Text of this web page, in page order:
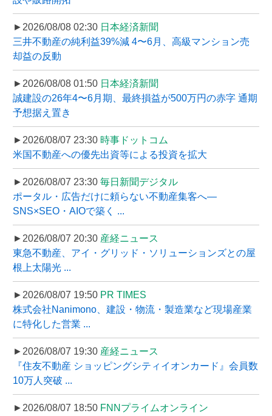
►2026/08/08 02:30 日本経済新聞
三井不動産の純利益39%減 4〜6月、高級マンション売
却益の反動
►2026/08/08 01:50 日本経済新聞
誠建設の26年4〜6月期、最終損益が500万円の赤字 通期
予想据え置き
►2026/08/07 23:30 時事ドットコム
米国不動産への優先出資等による投資を拡大
►2026/08/07 23:30 毎日新聞デジタル
ポータル・広告だけに頼らない不動産集客へ―
SNS×SEO・AIOで築く ...
►2026/08/07 20:30 産経ニュース
東急不動産、アイ・グリッド・ソリューションズとの屋
根上太陽光 ...
►2026/08/07 19:50 PR TIMES
株式会社Nanimono、建設・物流・製造業など現場産業
に特化した営業 ...
►2026/08/07 19:30 産経ニュース
『住友不動産 ショッピングシティイオンカード』会員数
10万人突破 ...
►2026/08/07 18:50 FNNプライムオンライン